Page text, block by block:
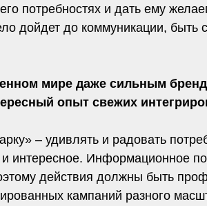
потребностях и дать ему
дойдет до коммуникации,
мире даже сильным
опыт свежих
– удивлять и радовать
интересное. Информационное
действия должны быть
кампаний разного